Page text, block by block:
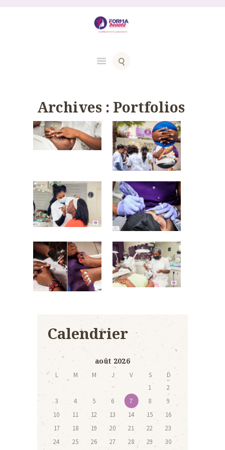
Archives : Portfolios
Calendrier
août 2026
L M M J V S
D
1
2
3
4 5 6 7 8
9
10
11 12 13 14 15
16
17
18 19 20 21 22
23
24
25 26 27 28 29 30